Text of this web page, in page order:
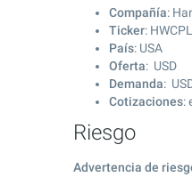
Compañía:
Ticker: HWCPL
País: USA
Oferta: USD
Demanda:
Cotizaciones:
Riesgo
Advertencia de